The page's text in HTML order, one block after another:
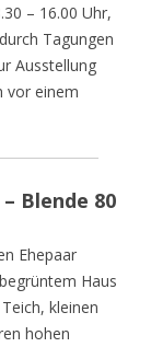
– 16.00 Uhr,
Tagungen
Ausstellung
vor einem
Blende 80
Ehepaar
Haus
kleinen
hohen